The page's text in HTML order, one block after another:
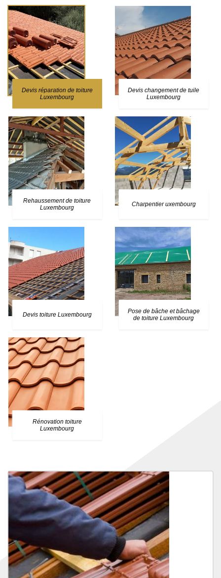
Devis réparation de toiture
Luxembourg
Devis changement de tuile
Luxembourg
Rehaussement de toiture
Luxembourg
Charpentier uxembourg
Devis toiture Luxembourg
Pose de bâche et bâchage
de toiture Luxembourg
Rénovation toiture
Luxembourg